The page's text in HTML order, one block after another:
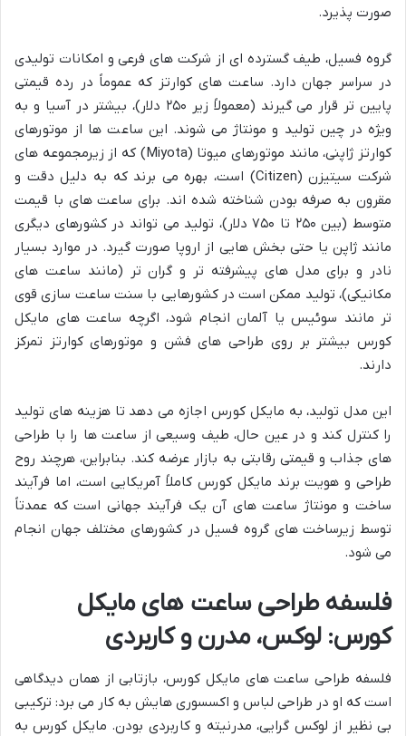
صورت پذیرد.
گروه فسیل، طیف گسترده ای از شرکت های فرعی و امکانات تولیدی
در سراسر جهان دارد. ساعت های کوارتز که عموماً در رده قیمتی
پایین تر قرار می گیرند (معمولاً زیر ۲۵۰ دلار)، بیشتر در آسیا و به
ویژه در چین تولید و مونتاژ می شوند. این ساعت ها از موتورهای
کوارتز ژاپنی، مانند موتورهای میوتا (Miyota) که از زیرمجموعه های
شرکت سیتیزن (Citizen) است، بهره می برند که به دلیل دقت و
مقرون به صرفه بودن شناخته شده اند. برای ساعت های با قیمت
متوسط (بین ۲۵۰ تا ۷۵۰ دلار)، تولید می تواند در کشورهای دیگری
مانند ژاپن یا حتی بخش هایی از اروپا صورت گیرد. در موارد بسیار
نادر و برای مدل های پیشرفته تر و گران تر (مانند ساعت های
مکانیکی)، تولید ممکن است در کشورهایی با سنت ساعت سازی قوی
تر مانند سوئیس یا آلمان انجام شود، اگرچه ساعت های مایکل
کورس بیشتر بر روی طراحی های فشن و موتورهای کوارتز تمرکز
دارند.
این مدل تولید، به مایکل کورس اجازه می دهد تا هزینه های تولید
را کنترل کند و در عین حال، طیف وسیعی از ساعت ها را با طراحی
های جذاب و قیمتی رقابتی به بازار عرضه کند. بنابراین، هرچند روح
طراحی و هویت برند مایکل کورس کاملاً آمریکایی است، اما فرآیند
ساخت و مونتاژ ساعت های آن یک فرآیند جهانی است که عمدتاً
توسط زیرساخت های گروه فسیل در کشورهای مختلف جهان انجام
می شود.
فلسفه طراحی ساعت های مایکل
کورس: لوکس، مدرن و کاربردی
فلسفه طراحی ساعت های مایکل کورس، بازتابی از همان دیدگاهی
است که او در طراحی لباس و اکسسوری هایش به کار می برد: ترکیبی
بی نظیر از لوکس گرایی، مدرنیته و کاربردی بودن. مایکل کورس به